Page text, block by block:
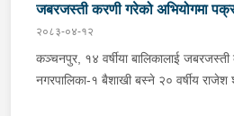
उजुरीको आधारमा इलाका प्रहरी कार्यालय
उनलाई पक्राउ गरेको हो ।यस सम्बन्धमा
गरिरहेको छ ।
जबरजस्ती करणी गरेको अभियोगमा
२०८३-०४-१२
कञ्चनपुर, १४ वर्षीया बालिकालाई जबरजस्ती
नगरपालिका-१ बैशाखी बस्ने २० वर्षीय राजेश